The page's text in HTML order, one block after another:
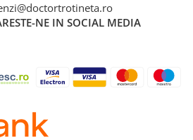
NE IN SOCIAL MEDIA